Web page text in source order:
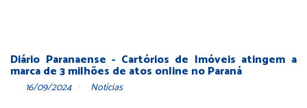
Diário Paranaense - Cartórios de Imóveis atingem a
marca de 3 milhões de atos online no Paraná
16/09/2024 Notícias